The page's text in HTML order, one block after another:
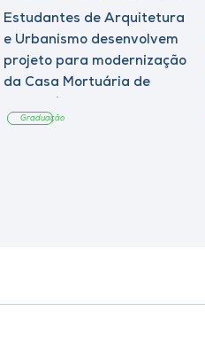
Estudantes de Arquitetura
e Urbanismo desenvolvem
projeto para modernização
da Casa Mortuária de
Graduação